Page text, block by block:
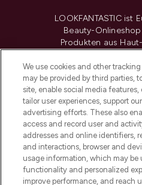
LOOKFANTASTIC ist
Beauty-
Produkten aus
renommierten
oder über die App
Lieferung ab einem
Cookie-
Do Not Sell or
HILFE &
We use cookies and other
may be provided by third parties,
site, enable social media
tailor user experiences, support
advertising efforts. These also
access and record user and
addresses and online identifiers,
and interactions, browser and
usage information, which may be
functionality and personalized
improve performance, and reach